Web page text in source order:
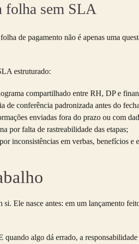
folha sem SLA
de pagamento não é apenas uma
estruturado:
compartilhado entre RH, DP e
de conferência padronizada antes do
enviadas fora do prazo ou com
por falta de rastreabilidade das etapas;
por inconsistências em verbas, benefícios e
Ele nasce antes: em um lançamento
quando algo dá errado, a